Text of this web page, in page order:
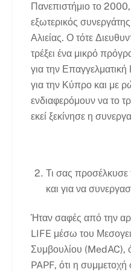
Πανεπιστήμιο το
εξωτερικός
Αλιείας. Ο τότε
τρέξει ένα μικρό
για την
για την Κύπρο και με
ενδιαφερόμουν να το
εκεί ξεκίνησε η
Τι σας προσέλκυσε
και για να
Ήταν σαφές από την
LIFE μέσω του
Συμβουλίου
PAPF, ότι η